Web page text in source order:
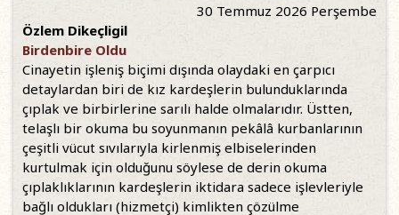
30 Temmuz 2026 Perşembe
Özlem Dikeçligil
Birdenbire Oldu
Cinayetin işleniş biçimi dışında olaydaki en çarpıcı
detaylardan biri de kız kardeşlerin bulunduklarında
çıplak ve birbirlerine sarılı halde olmalarıdır. Üstten,
telaşlı bir okuma bu soyunmanın pekâlâ kurbanlarının
çeşitli vücut sıvılarıyla kirlenmiş elbiselerinden
kurtulmak için olduğunu söylese de derin okuma
çıplaklıklarının kardeşlerin iktidara sadece işlevleriyle
bağlı oldukları (hizmetçi) kimlikten çözülme